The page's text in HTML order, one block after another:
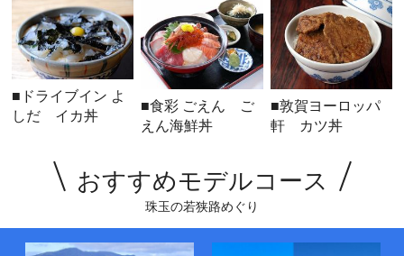
■ドライブイン よ
しだ イカ丼
■食彩 ごえん ご
えん海鮮丼
■敦賀ヨーロッパ
軒 カツ丼
おすすめモデルコース
珠玉の若狭路めぐり